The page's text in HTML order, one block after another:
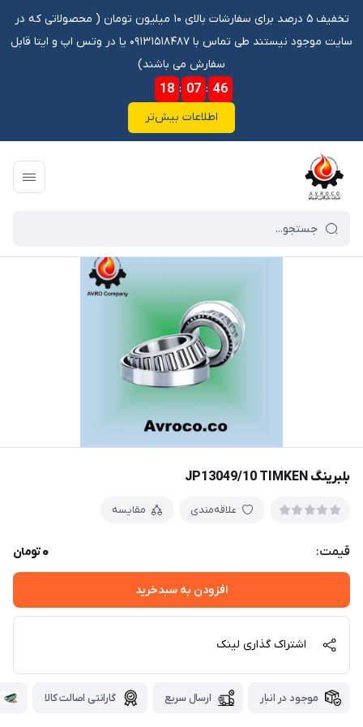
تخفیف ۵ درصد برای سفارشات بالای ۱۰ میلیون تومان ‌‌(‌‌ محصولاتی که در
سایت موجود نیستند طی تماس با ۰۹۱۳۱۵۱۸۴۸۷ یا در وتس اپ و ایتا قابل
سفارش می باشند)
18 : 07 : 46
اطلاعات بیش‌تر
فروشگاه آنلاین آوروکو
بلبرینگ JP13049/10 TIMKEN
علاقه‌مندی مقایسه
قیمت: 0تومان
افزودن به سبدخرید
اشتراک گذاری لینک
موجود در انبار ارسال سریع گارانتی اصالت کالا